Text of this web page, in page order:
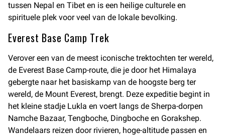
tussen Nepal en Tibet en is een heilige culturele en
spirituele plek voor veel van de lokale bevolking.
Everest Base Camp Trek
Verover een van de meest iconische trektochten ter wereld,
de Everest Base Camp-route, die je door het Himalaya
gebergte naar het basiskamp van de hoogste berg ter
wereld, de Mount Everest, brengt. Deze expeditie begint in
het kleine stadje Lukla en voert langs de Sherpa-dorpen
Namche Bazaar, Tengboche, Dingboche en Gorakshep.
Wandelaars reizen door rivieren, hoge-altitude passen en